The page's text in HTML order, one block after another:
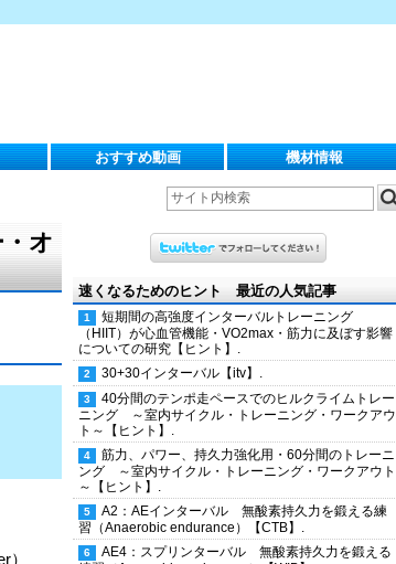
おすすめ動画 機材情報
オ
速くなるためのヒント 最近の人気記事
短期間の高強度インターバルトレーニング
（HIIT）が心血管機能・VO2max・筋力に及ぼす影響
についての研究【ヒント】.
30+30インターバル【itv】.
40分間のテンポ走ペースでのヒルクライムトレー
ニング ～室内サイクル・トレーニング・ワークアウ
ト～【ヒント】.
筋力、パワー、持久力強化用・60分間のトレーニ
ング ～室内サイクル・トレーニング・ワークアウト
～【ヒント】.
A2：AEインターバル 無酸素持久力を鍛える練
習（Anaerobic endurance）【CTB】.
AE4：スプリンターバル 無酸素持久力を鍛える